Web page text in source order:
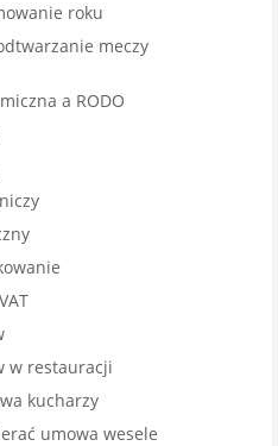
roku
meczy
a RODO
w restauracji
kucharzy
umowa wesele